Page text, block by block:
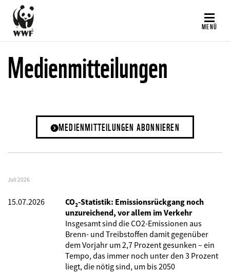
Direkt
zum
Inhalt
MENÜ
Medienmitteilungen
MEDIENMITTEILUNGEN ABONNIEREN
Juli 2026
15.07.2026
CO₂-Statistik: Emissionsrückgang noch
unzureichend, vor allem im Verkehr
Insgesamt sind die CO2-Emissionen aus
Brenn- und Treibstoffen damit gegenüber
dem Vorjahr um 2,7 Prozent gesunken – ein
Tempo, das immer noch unter den 3 Prozent
liegt, die nötig sind, um bis 2050